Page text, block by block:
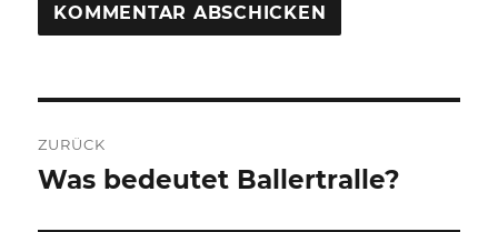
ZURÜCK
Vorheriger
Was bedeutet Ballertralle?